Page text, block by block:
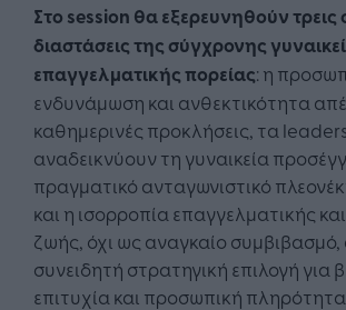
Στο session θα εξερευνηθούν τρεις
διαστάσεις της σύγχρονης
επαγγελματικής πορείας: η
ενδυνάμωση και ανθεκτικότητα
καθημερινές προκλήσεις, τα
αναδεικνύουν τη γυναικεία
πραγματικό ανταγωνιστικό
και η ισορροπία επαγγελματικής
ζωής, όχι ως αναγκαίο
συνειδητή στρατηγική επιλογή για
επιτυχία και προσωπική